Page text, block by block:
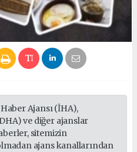
Ajansı (İHA),
ve diğer ajanslar
sitemizin
ajans kanallarından